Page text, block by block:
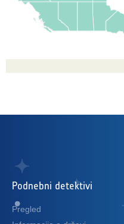
Podnebni detektivi
Pregled